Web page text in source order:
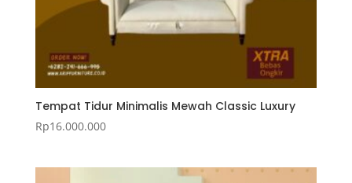
Tempat Tidur Minimalis Mewah Classic Luxury
Rp16.000.000